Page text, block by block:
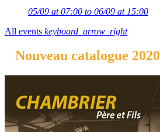
05/09 at 07:00 to 06/09 at 15:00
All events keyboard_arrow_right
Nouveau catalogue 2020